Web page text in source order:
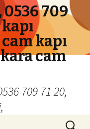
709
kapı
cam
709 71 20,
Arama: